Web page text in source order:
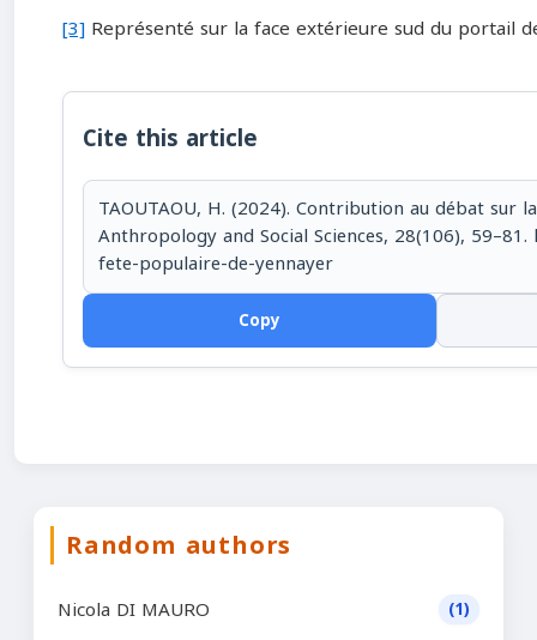
[3] Représenté sur la face extérieure sud du portail
Cite this article
TAOUTAOU, H. (2024). Contribution au débat sur
Anthropology and Social Sciences, 28(106),
fete-populaire-de-yennayer
Copy
Random authors
Nicola DI MAURO (1)